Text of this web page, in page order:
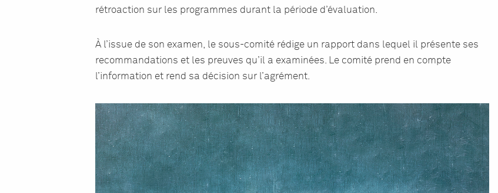
rétroaction sur les programmes durant la période d’évaluation.
À l’issue de son examen, le sous-comité rédige un rapport dans lequel il présente ses
recommandations et les preuves qu’il a examinées. Le comité prend en compte
l’information et rend sa décision sur l’agrément.